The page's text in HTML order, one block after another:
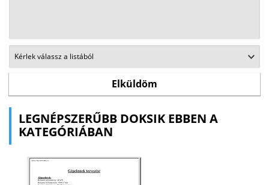
LEGNÉPSZERŰBB DOKSIK EBBEN A
KATEGÓRIÁBAN